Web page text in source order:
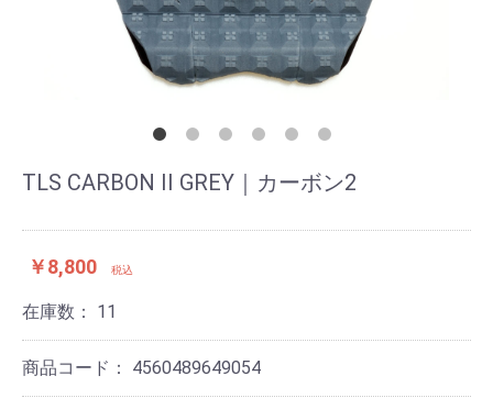
TLS CARBON II GREY｜カーボン2
￥8,800 税込
在庫数： 11
商品コード： 4560489649054